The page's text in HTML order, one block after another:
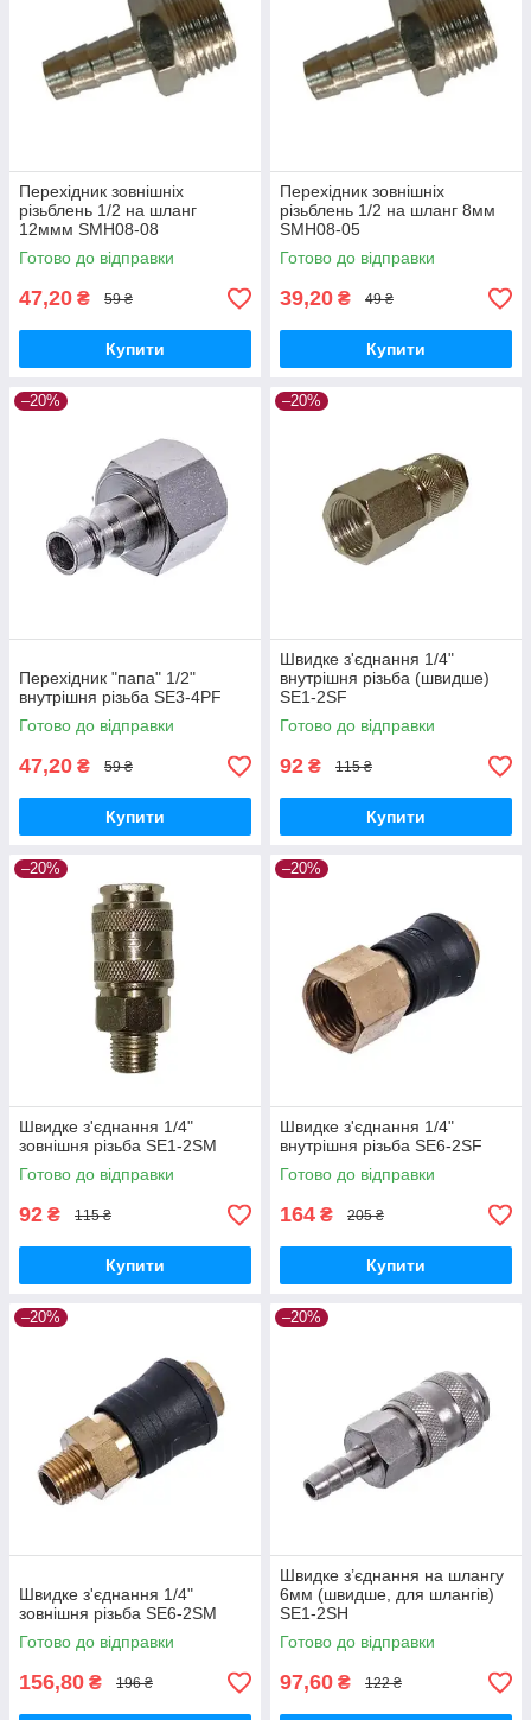
Перехідник зовнішніх
різьблень 1/2 на шланг
12ммм SMH08-08
Готово до відправки
47,20 ₴ 59 ₴
Купити
Перехідник зовнішніх
різьблень 1/2 на шланг 8мм
SMH08-05
Готово до відправки
39,20 ₴ 49 ₴
Купити
–20%
Перехідник "папа" 1/2"
внутрішня різьба SE3-4PF
Готово до відправки
47,20 ₴ 59 ₴
Купити
–20%
Швидке з'єднання 1/4"
внутрішня різьба (швидше)
SE1-2SF
Готово до відправки
92 ₴ 115 ₴
Купити
–20%
Швидке з'єднання 1/4"
зовнішня різьба SE1-2SM
Готово до відправки
92 ₴ 115 ₴
Купити
–20%
Швидке з'єднання 1/4"
внутрішня різьба SE6-2SF
Готово до відправки
164 ₴ 205 ₴
Купити
–20%
Швидке з'єднання 1/4"
зовнішня різьба SE6-2SM
Готово до відправки
156,80 ₴ 196 ₴
–20%
Швидке з’єднання на шлангу
6мм (швидше, для шлангів)
SE1-2SH
Готово до відправки
97,60 ₴ 122 ₴